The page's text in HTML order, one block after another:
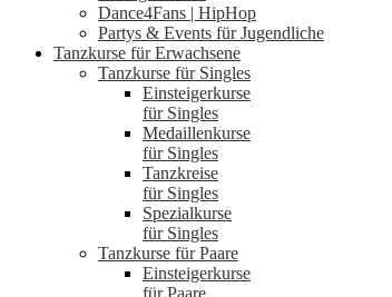
Dance4Fans | HipHop
Partys & Events für Jugendliche
Tanzkurse für Erwachsene
Tanzkurse für Singles
Einsteigerkurse
für Singles
Medaillenkurse
für Singles
Tanzkreise
für Singles
Spezialkurse
für Singles
Tanzkurse für Paare
Einsteigerkurse
für Paare